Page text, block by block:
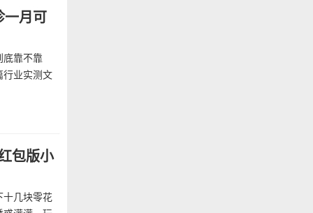
一月可
底靠不靠
行业实测文
包版小
十几块零花